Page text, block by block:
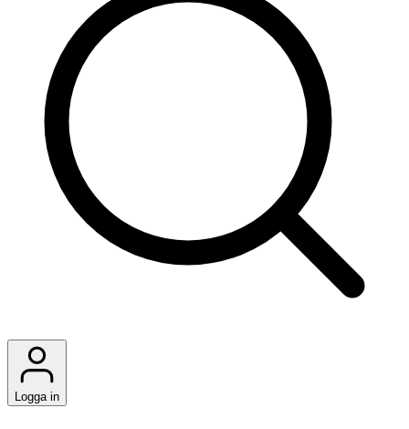
Logga in